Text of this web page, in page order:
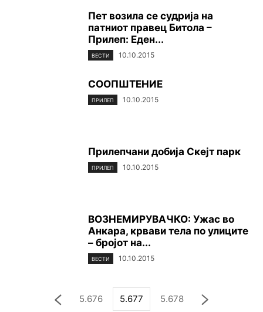
Пет возила се судрија на
патниот правец Битола –
Прилеп: Еден...
ВЕСТИ 10.10.2015
СООПШТЕНИЕ
ПРИЛЕП 10.10.2015
Прилепчани добија Скејт парк
ПРИЛЕП 10.10.2015
ВОЗНЕМИРУВАЧКО: Ужас во
Анкара, крвави тела по улиците
– бројот на...
ВЕСТИ 10.10.2015
5.676 5.677 5.678